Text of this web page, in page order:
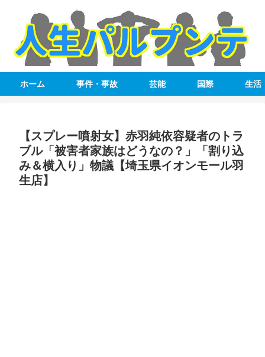
ホーム 事件・事故 芸能 国際 生活
【スプレー噴射女】赤羽純依容疑者のトラ
ブル「被害者家族はどうなの？」「割り込
み＆横入り」物議【埼玉県イオンモール羽
生店】